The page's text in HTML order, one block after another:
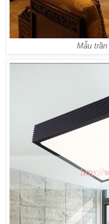
Mẫu